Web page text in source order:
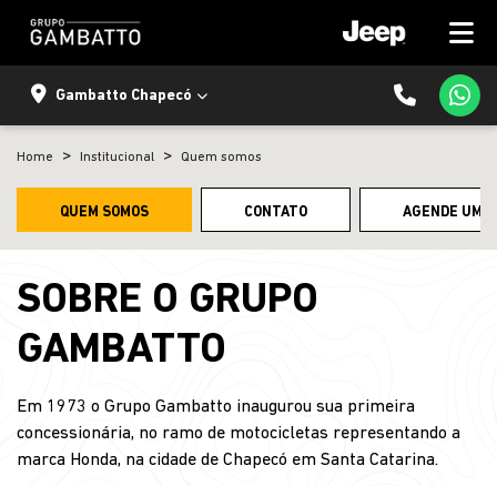
Gambatto Chapecó
Home Institucional Quem somos
QUEM SOMOS CONTATO AGENDE UM
SOBRE O GRUPO
GAMBATTO
Em 1973 o Grupo Gambatto inaugurou sua primeira
concessionária, no ramo de motocicletas representando a
marca Honda, na cidade de Chapecó em Santa Catarina.